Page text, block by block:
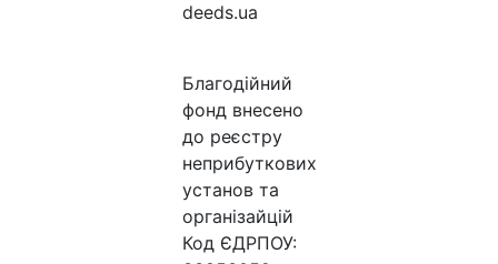
deeds.ua
Благодійний
фонд внесено
до реєстру
неприбуткових
установ та
організайцій
Код ЄДРПОУ: